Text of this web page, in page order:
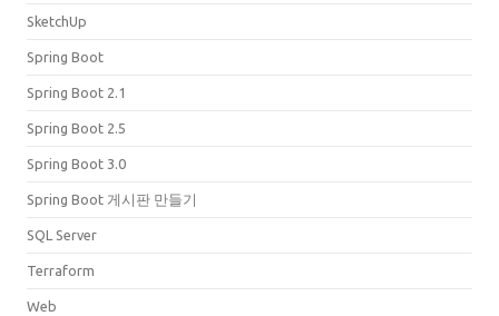
SketchUp
Spring Boot
Spring Boot 2.1
Spring Boot 2.5
Spring Boot 3.0
Spring Boot 게시판 만들기
SQL Server
Terraform
Web